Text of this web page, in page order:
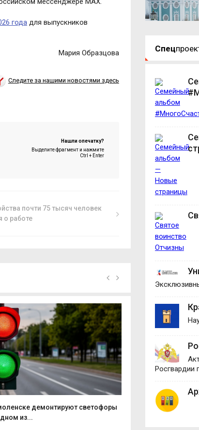
года для выпускников
Мария Образцова
Следите за нашими новостями здесь
Нашли опечатку?
Выделите фрагмент и нажмите
Ctrl + Enter
почти 75 тысяч человек
о работе
демонтируют светофоры
из...
В Руднянском
Спец
Росгвардии